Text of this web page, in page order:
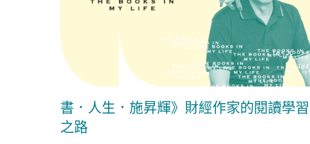
書．人生．施昇輝》財經作家的閱讀學習
之路